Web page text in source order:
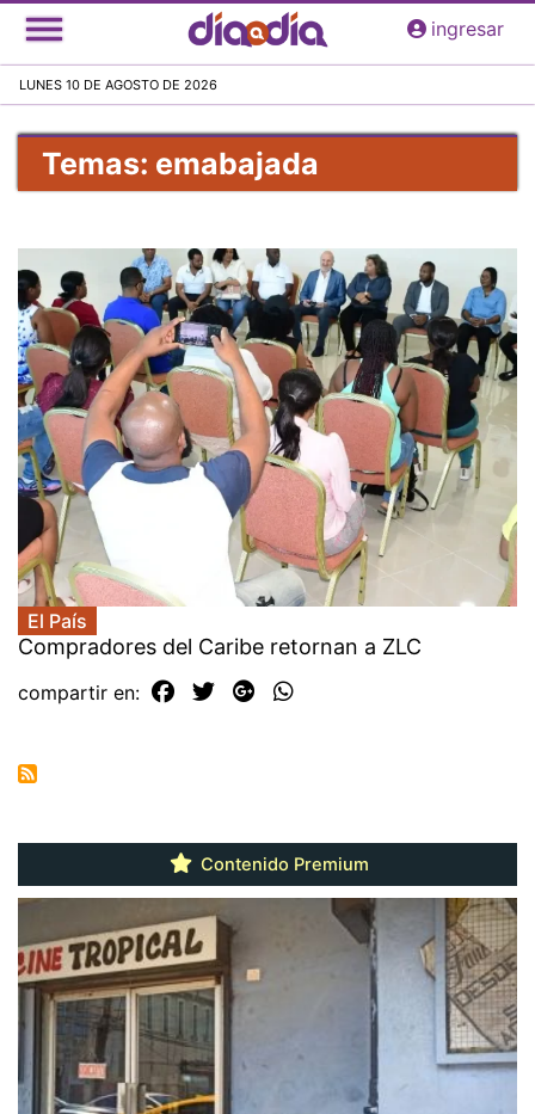
Pasar
al
principal
ingresar
LUNES 10 DE AGOSTO DE 2026
Temas: emabajada
El País
Compradores del Caribe retornan a ZLC
compartir en:
Contenido Premium